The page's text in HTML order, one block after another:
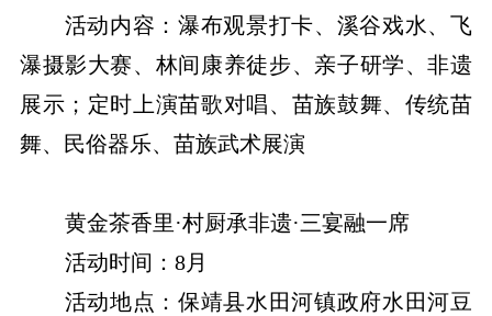
活动内容：瀑布观景打卡、溪谷戏水、飞
瀑摄影大赛、林间康养徒步、亲子研学、非遗
展示；定时上演苗歌对唱、苗族鼓舞、传统苗
舞、民俗器乐、苗族武术展演
黄金茶香里·村厨承非遗·三宴融一席
活动时间：8月
活动地点：保靖县水田河镇政府水田河豆